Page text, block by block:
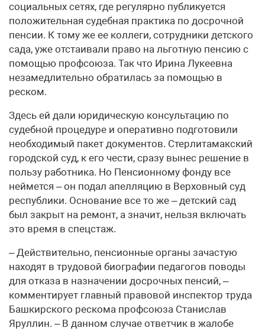
социальных сетях, где регулярно публикуется
положительная судебная практика по досрочной
пенсии. К тому же ее коллеги, сотрудники детского
сада, уже отстаивали право на льготную пенсию с
помощью профсоюза. Так что Ирина Лукеевна
незамедлительно обратилась за помощью в
реском.
Здесь ей дали юридическую консультацию по
судебной процедуре и оперативно подготовили
необходимый пакет документов. Стерлитамакский
городской суд, к его чести, сразу вынес решение в
пользу работника. Но Пенсионному фонду все
неймется – он подал апелляцию в Верховный суд
республики. Основание все то же – детский сад
был закрыт на ремонт, а значит, нельзя включать
это время в спецстаж.
– Действительно, пенсионные органы зачастую
находят в трудовой биографии педагогов поводы
для отказа в назначении досрочных пенсий, –
комментирует главный правовой инспектор труда
Башкирского рескома профсоюза Станислав
Яруллин. – В данном случае ответчик в жалобе